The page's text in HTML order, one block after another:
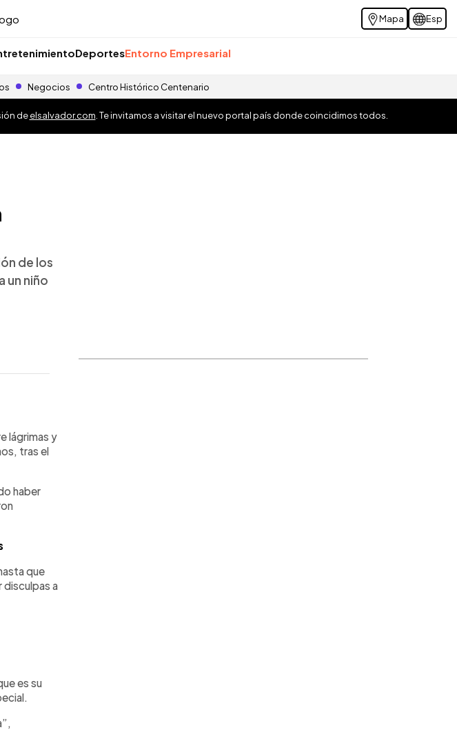
Mapa Esp
DeportesEntorno Empresarial
Negocios Centro Histórico Centenario
deelsalvador.com . Te invitamos a visitar el nuevo portal país donde coincidimos todos.
de los
un niño
lágrimas y
tras el
haber
que
disculpas a
es su